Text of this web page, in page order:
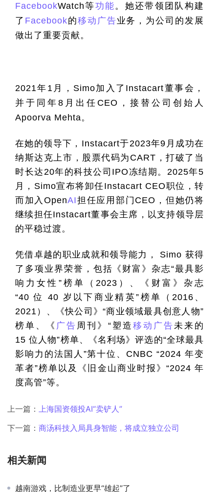
FacebookWatch等功能。她还带领团队构建
了 Facebook的移动广告业务，为公司的发展
做出了重要贡献。
2021年 1 月， Simo加入了 Instacart董事会，
并于同年 8 月出任 CEO ，接替公司创始人
Apoorva Mehta。
在她的领导下， Instacart于2023年9 月成功在
纳斯达克上市，股票代码为 CART ，打破了当
时长达20年的科技公司 IPO冻结期。 2025年5
月， Simo宣布将卸任Instacart CEO职位，转
而加入OpenAI担任应用部门 CEO ，但她仍将
继续担任Instacart董事会主席，以支持领导层
的平稳过渡。
凭借卓越的职业成就和领导能力， Simo 获得
了多项业界荣誉，包括《财富》杂志“最具影
响力女性 ” 榜单（ 2023 ）、《财富》杂志
“40 位 40 岁以下商业精英” 榜单（ 2016 、
2021 ）、《快公司》“商业领域最具创意人物”
榜单、《 广告 周刊》 “ 塑造 移动广告未来的
15 位人物”榜单、《名利场》评选的“全球最具
影响力的法国人 ”第十位、 CNBC “2024 年变
革者”榜单以及《旧金山商业时报》 “2024 年
度高管”等。
上一篇： 上海国资领投AI“卖铲人”
下一篇： 商汤科技入局具身智能，将成立独立公司
相关新闻
越南游戏，比制造业更早“雄起”了